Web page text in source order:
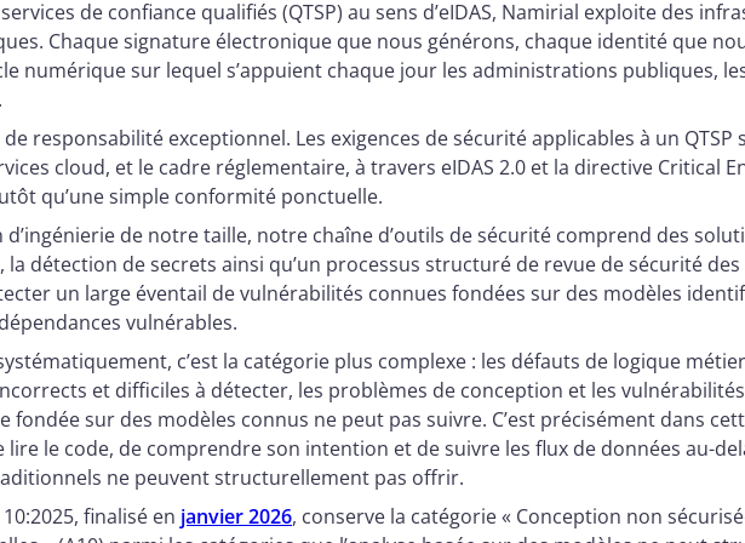
de confiance qualifiés (QTSP) au sens d’eIDAS, Namirial exploite des
Chaque signature électronique que nous générons, chaque identité que
numérique sur lequel s’appuient chaque jour les administrations publiques,
responsabilité exceptionnel. Les exigences de sécurité applicables à un QTSP
cloud, et le cadre réglementaire, à travers eIDAS 2.0 et la directive Critical
qu’une simple conformité ponctuelle.
de notre taille, notre chaîne d’outils de sécurité comprend des
la détection de secrets ainsi qu’un processus structuré de revue de sécurité
un large éventail de vulnérabilités connues fondées sur des modèles
vulnérables.
c’est la catégorie plus complexe : les défauts de logique
et difficiles à détecter, les problèmes de conception et les
fondée sur des modèles connus ne peut pas suivre. C’est précisément dans
lire le code, de comprendre son intention et de suivre les flux de données au-
ne peuvent structurellement pas offrir.
finalisé en janvier 2026, conserve la catégorie « Conception non